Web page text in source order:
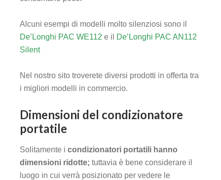
Alcuni esempi di modelli molto silenziosi sono il
De’Longhi PAC WE112 e il
De’Longhi PAC AN112
Silent
Nel nostro sito troverete diversi prodotti in offerta tra
i migliori modelli in commercio.
Dimensioni del condizionatore
portatile
Solitamente i condizionatori portatili hanno
dimensioni ridotte; tuttavia è bene considerare il
luogo in cui verrà posizionato per vedere le